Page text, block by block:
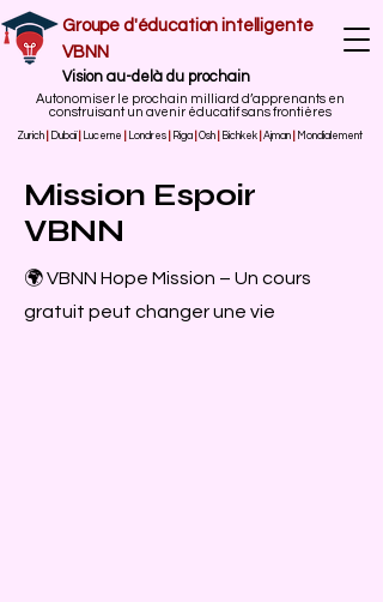
Groupe d'éducation intelligente
VBNN
Vision au-delà du prochain
Autonomiser le prochain milliard d’apprenants en
construisant un avenir éducatif sans frontières
Zurich Dubaï Lucerne Londres Riga Osh Bichkek Ajman Mondialement
Mission Espoir
VBNN
🌍 VBNN Hope Mission – Un cours
gratuit peut changer une vie